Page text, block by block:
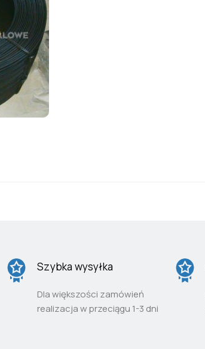
Szybka wysyłka
Dla większości zamówień
realizacja w przeciągu 1-3 dni